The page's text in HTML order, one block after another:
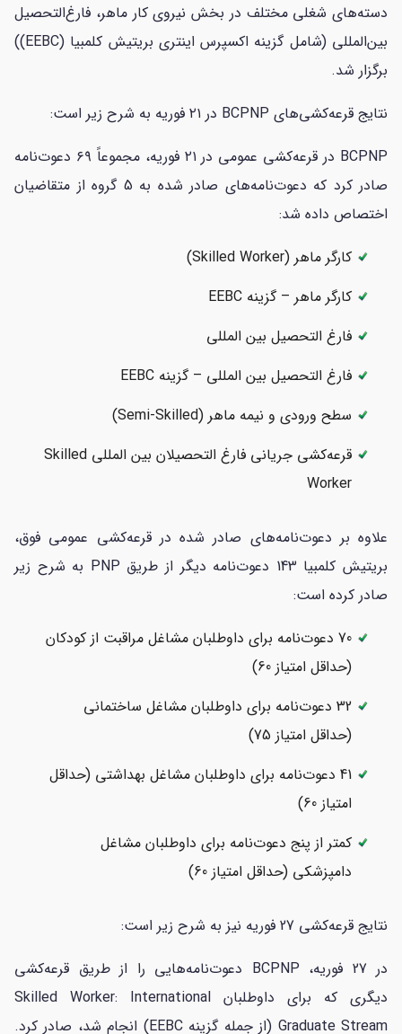
دسته‌های شغلی مختلف در بخش نیروی کار ماهر، فارغ‌التحصیل
بین‌المللی (شامل گزینه اکسپرس اینتری بریتیش کلمبیا (EEBC))
برگزار شد.
نتایج قرعه‌کشی‌های BCPNP در ۲۱ فوریه به شرح زیر است:
BCPNP در قرعه‌کشی عمومی در ۲۱ فوریه، مجموعاً ۶۹ دعوت‌نامه
صادر کرد که دعوت‌نامه‌های صادر شده به 5 گروه از متقاضیان
اختصاص داده شد:
کارگر ماهر (Skilled Worker)
کارگر ماهر – گزینه EEBC
فارغ التحصیل بین المللی
فارغ التحصیل بین المللی – گزینه EEBC
سطح ورودی و نیمه ماهر (Semi-Skilled)
قرعه‌کشی جریانی فارغ التحصیلان بین المللی Skilled
Worker
علاوه بر دعوت‌نامه‌های صادر شده در قرعه‌کشی عمومی فوق،
بریتیش کلمبیا 143 دعوت‌نامه دیگر از طریق PNP به شرح زیر
صادر کرده است:
70 دعوت‌نامه برای داوطلبان مشاغل مراقبت از کودکان
(حداقل امتیاز 60)
32 دعوت‌نامه برای داوطلبان مشاغل ساختمانی
(حداقل امتیاز 75)
41 دعوت‌نامه برای داوطلبان مشاغل بهداشتی (حداقل
امتیاز 60)
کمتر از پنج دعوت‌نامه برای داوطلبان مشاغل
دامپزشکی (حداقل امتیاز 60)
نتایج قرعه‌کشی 27 فوریه نیز به شرح زیر است:
در 27 فوریه، BCPNP دعوت‌نامه‌هایی را از طریق قرعه‌کشی
دیگری که برای داوطلبان Skilled Worker: International
Graduate Stream (از جمله گزینه EEBC) انجام شد، صادر کرد.